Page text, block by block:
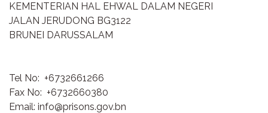
KEMENTERIAN HAL EHWAL DALAM NEGERI
JALAN JERUDONG BG3122
BRUNEI DARUSSALAM
Tel No: +6732661266
Fax No: +6732660380
Email: info@prisons.gov.bn